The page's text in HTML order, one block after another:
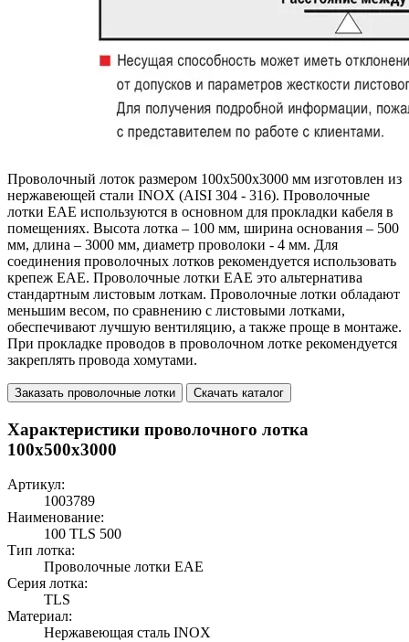
Проволочный лоток размером 100x500x3000 мм изготовлен из
нержавеющей стали INOX (AISI 304 - 316). Проволочные
лотки EAE используются в основном для прокладки кабеля в
помещениях. Высота лотка – 100 мм, ширина основания – 500
мм, длина – 3000 мм, диаметр проволоки - 4 мм. Для
соединения проволочных лотков рекомендуется использовать
крепеж EAE. Проволочные лотки EAE это альтернатива
стандартным листовым лоткам. Проволочные лотки обладают
меньшим весом, по сравнению с листовыми лотками,
обеспечивают лучшую вентиляцию, а также проще в монтаже.
При прокладке проводов в проволочном лотке рекомендуется
закреплять провода хомутами.
Заказать проволочные лотки Скачать каталог
Характеристики проволочного лотка
100x500x3000
Артикул:
1003789
Наименование:
100 TLS 500
Тип лотка:
Проволочные лотки EAE
Серия лотка:
TLS
Материал:
Нержавеющая сталь INOX